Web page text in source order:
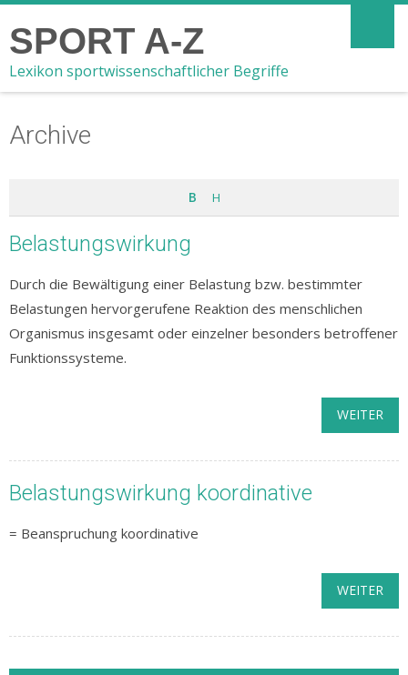
SPORT A-Z
Lexikon sportwissenschaftlicher Begriffe
Archive
B H
Belastungswirkung
Durch die Bewältigung einer Belastung bzw. bestimmter
Belastungen hervorgerufene Reaktion des menschlichen
Organismus insgesamt oder einzelner besonders betroffener
Funktionssysteme.
WEITER
Belastungswirkung koordinative
= Beanspruchung koordinative
WEITER